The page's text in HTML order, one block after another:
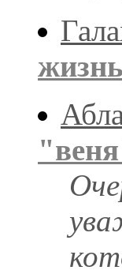
жизнь